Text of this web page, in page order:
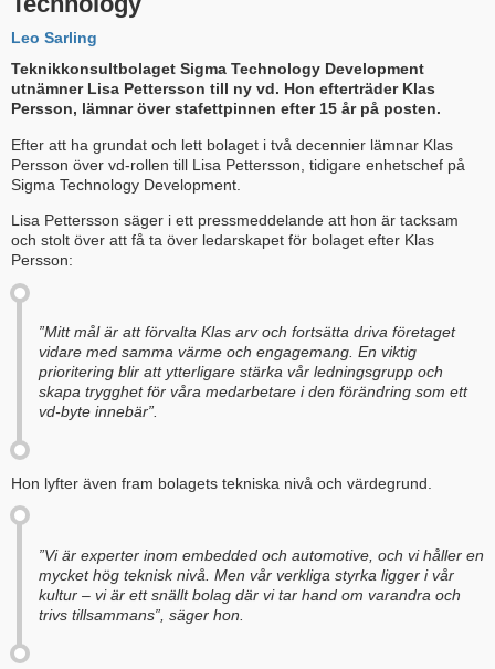
Leo Sarling
Teknikkonsultbolaget Sigma Technology Development
utnämner Lisa Pettersson till ny vd. Hon efterträder Klas
Persson, lämnar över stafettpinnen efter 15 år på posten.
Efter att ha grundat och lett bolaget i två decennier lämnar Klas
Persson över vd-rollen till Lisa Pettersson, tidigare enhetschef på
Sigma Technology Development.
Lisa Pettersson säger i ett pressmeddelande att hon är tacksam
och stolt över att få ta över ledarskapet för bolaget efter Klas
Persson:
”Mitt mål är att förvalta Klas arv och fortsätta driva företaget
vidare med samma värme och engagemang. En viktig
prioritering blir att ytterligare stärka vår ledningsgrupp och
skapa trygghet för våra medarbetare i den förändring som ett
vd-byte innebär”.
Hon lyfter även fram bolagets tekniska nivå och värdegrund.
”Vi är experter inom embedded och automotive, och vi håller en
mycket hög teknisk nivå. Men vår verkliga styrka ligger i vår
kultur – vi är ett snällt bolag där vi tar hand om varandra och
trivs tillsammans”, säger hon.